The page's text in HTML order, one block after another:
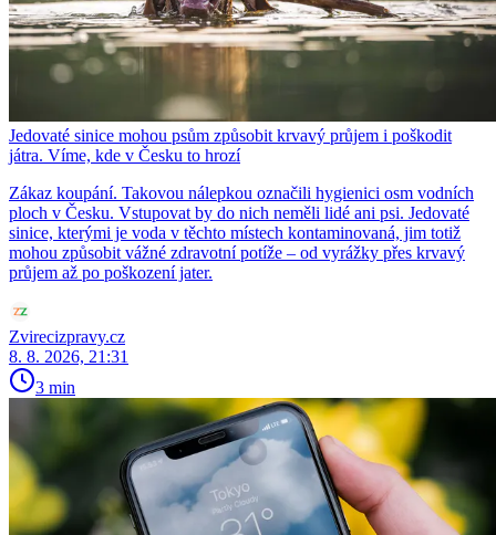
Jedovaté sinice mohou psům způsobit krvavý průjem i poškodit
játra. Víme, kde v Česku to hrozí
Zákaz koupání. Takovou nálepkou označili hygienici osm vodních
ploch v Česku. Vstupovat by do nich neměli lidé ani psi. Jedovaté
sinice, kterými je voda v těchto místech kontaminovaná, jim totiž
mohou způsobit vážné zdravotní potíže – od vyrážky přes krvavý
průjem až po poškození jater.
Zvirecizpravy.cz
8. 8. 2026, 21:31
3 min